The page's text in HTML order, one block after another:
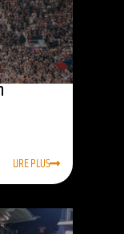
LIRE PLUS